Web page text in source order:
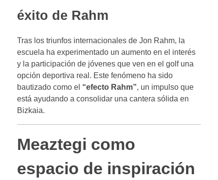
éxito de Rahm
Tras los triunfos internacionales de Jon Rahm, la
escuela ha experimentado un aumento en el interés
y la participación de jóvenes que ven en el golf una
opción deportiva real. Este fenómeno ha sido
bautizado como el “efecto Rahm”, un impulso que
está ayudando a consolidar una cantera sólida en
Bizkaia.
Meaztegi como
espacio de inspiración